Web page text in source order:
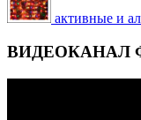
активные и
ВИДЕОКАНАЛ